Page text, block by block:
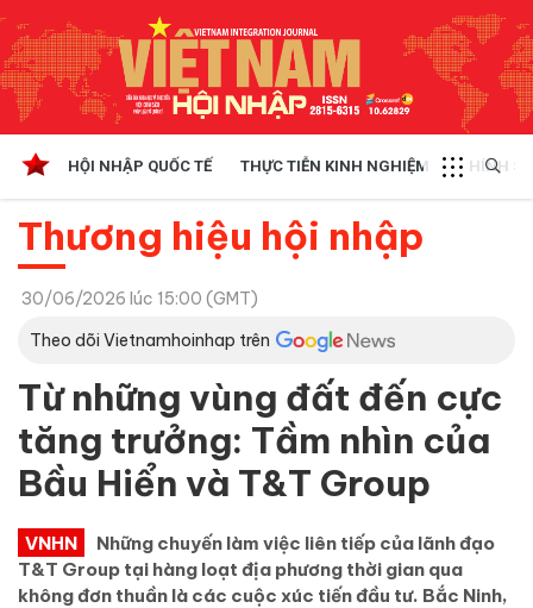
HỘI NHẬP QUỐC TẾ THỰC TIỄN KINH NGHIỆM CHÍNH
Thương hiệu hội nhập
30/06/2026 lúc 15:00 (GMT)
Theo dõi Vietnamhoinhap trên
Từ những vùng đất đến cực
tăng trưởng: Tầm nhìn của
Bầu Hiển và T&T Group
VNHN
Những chuyến làm việc liên tiếp của lãnh đạo
T&T Group tại hàng loạt địa phương thời gian qua
không đơn thuần là các cuộc xúc tiến đầu tư. Bắc Ninh,